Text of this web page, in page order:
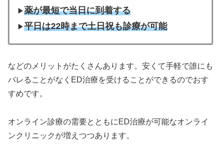
▶︎薬が最短で当日に到着する
▶︎平日は22時まで土日祝も診療が可能
などのメリットがたくさんあります。安くて手軽で誰にも
バレることがなくED治療を受けることができるのでおす
すめです。
オンライン診療の需要とともにED治療が可能なオンライ
ンクリニックが増えつつあります。